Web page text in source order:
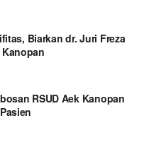
Biarkan dr. Juri Freza
RSUD Aek Kanopan